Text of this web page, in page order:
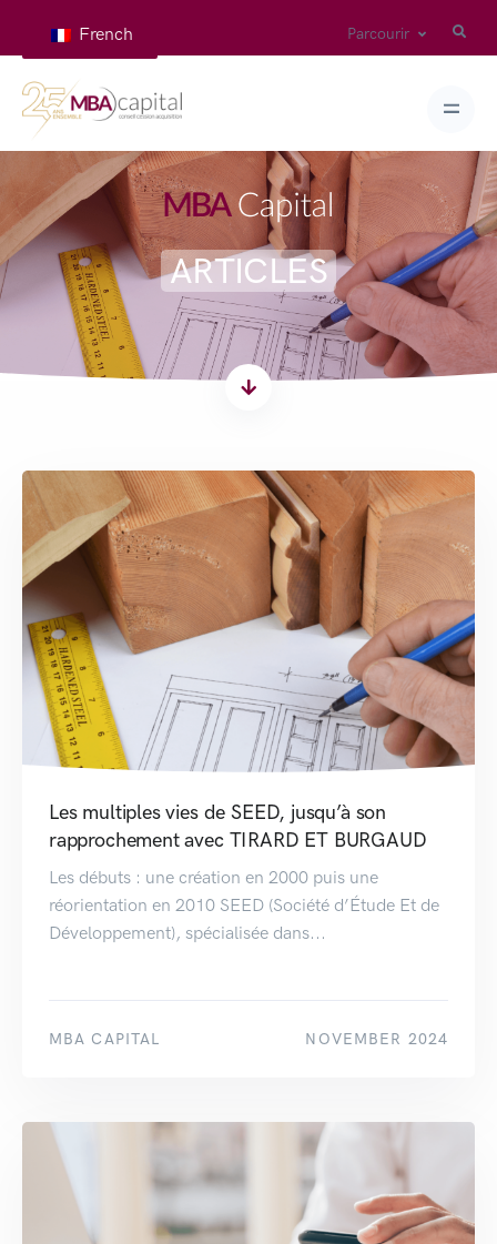
French Parcourir
ARTICLES
Les multiples vies de SEED, jusqu’à son
rapprochement avec TIRARD ET BURGAUD
Les débuts : une création en 2000 puis une
réorientation en 2010 SEED (Société d’Étude Et de
Développement), spécialisée dans...
MBA CAPITAL NOVEMBER 2024